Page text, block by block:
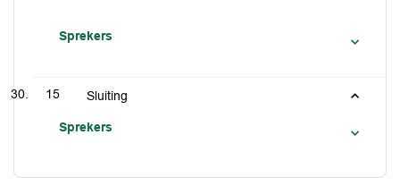
Sprekers
15 Sluiting
Sprekers